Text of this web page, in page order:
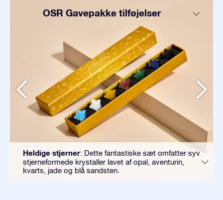
OSR Gavepakke tilføjelser
Heldige stjerner: Dette fantastiske sæt omfatter syv
stjerneformede krystaller lavet af opal, aventurin,
kvarts, jade og blå sandsten.